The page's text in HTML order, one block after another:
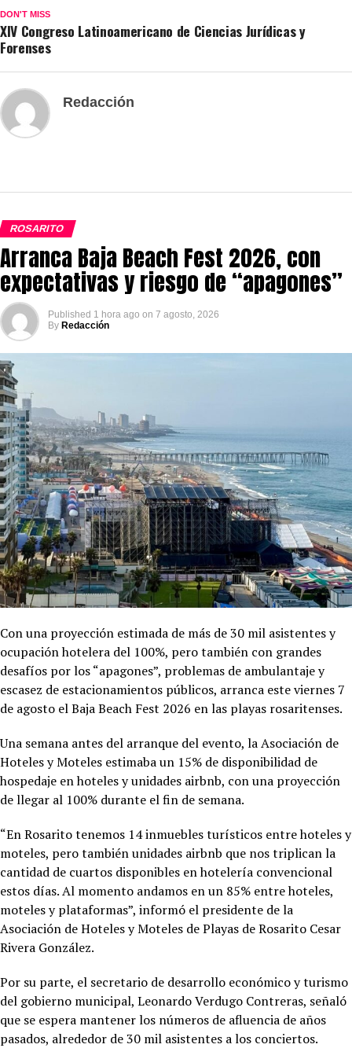
DON'T MISS
XIV Congreso Latinoamericano de Ciencias Jurídicas y
Forenses
Redacción
ROSARITO
Arranca Baja Beach Fest 2026, con
expectativas y riesgo de “apagones”
Published 1 hora ago on 7 agosto, 2026
By Redacción
Con una proyección estimada de más de 30 mil asistentes y
ocupación hotelera del 100%, pero también con grandes
desafíos por los “apagones”, problemas de ambulantaje y
escasez de estacionamientos públicos, arranca este viernes 7
de agosto el Baja Beach Fest 2026 en las playas rosaritenses.
Una semana antes del arranque del evento, la Asociación de
Hoteles y Moteles estimaba un 15% de disponibilidad de
hospedaje en hoteles y unidades airbnb, con una proyección
de llegar al 100% durante el fin de semana.
“En Rosarito tenemos 14 inmuebles turísticos entre hoteles y
moteles, pero también unidades airbnb que nos triplican la
cantidad de cuartos disponibles en hotelería convencional
estos días. Al momento andamos en un 85% entre hoteles,
moteles y plataformas”, informó el presidente de la
Asociación de Hoteles y Moteles de Playas de Rosarito Cesar
Rivera González.
Por su parte, el secretario de desarrollo económico y turismo
del gobierno municipal, Leonardo Verdugo Contreras, señaló
que se espera mantener los números de afluencia de años
pasados, alrededor de 30 mil asistentes a los conciertos.